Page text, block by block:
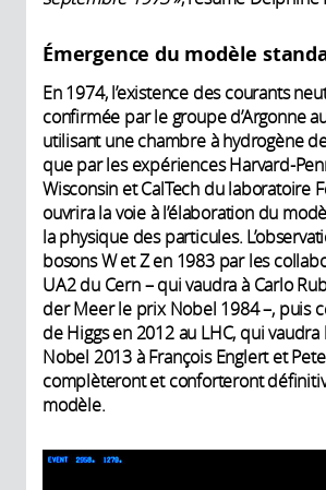
Émergence du modèle
En 1974, l’existence des courants
confirmée par le groupe d’Argonne
utilisant une chambre à hydrogène
que par les expériences Harvard-
Wisconsin et CalTech du laboratoire
ouvrira la voie à l’élaboration du
la physique des particules.
bosons W et Z en 1983 par les
UA2 du Cern – qui vaudra à Carlo
der Meer le prix Nobel 1984 –, puis
de Higgs en 2012 au LHC, qui
Nobel 2013 à François Englert et
complèteront et conforteront
modèle.